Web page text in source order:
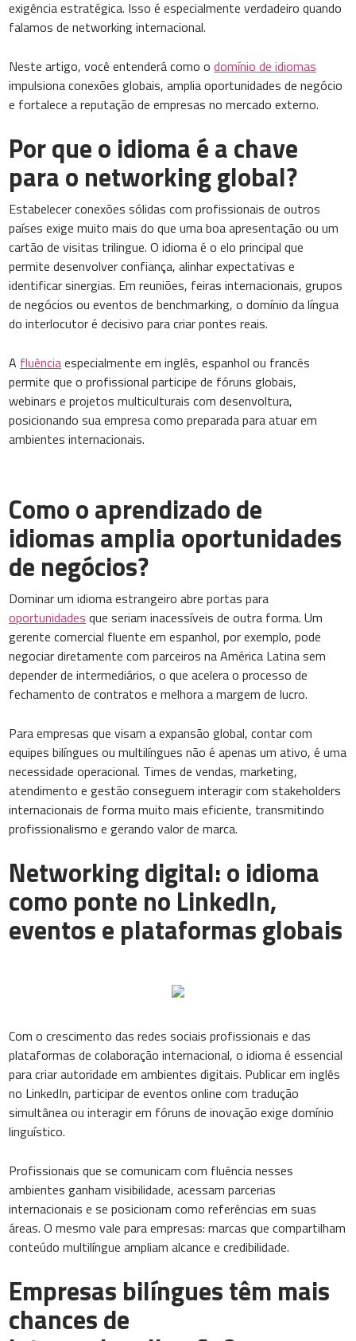
exigência estratégica. Isso é especialmente verdadeiro quando
falamos de networking internacional.
Neste artigo, você entenderá como odomínio de idiomas
impulsiona conexões globais, amplia oportunidades de negócio
e fortalece a reputação de empresas no mercado externo.
Por que o idioma é a chave
para o networking global?
Estabelecer conexões sólidas com profissionais de outros
países exige muito mais do que uma boa apresentação ou um
cartão de visitas trilingue. O idioma é o elo principal que
permite desenvolver confiança, alinhar expectativas e
identificar sinergias. Em reuniões, feiras internacionais, grupos
de negócios ou eventos de benchmarking, o domínio da língua
do interlocutor é decisivo para criar pontes reais.
A fluênciaespecialmente em inglês, espanhol ou francês
permite que o profissional participe de fóruns globais,
webinars e projetos multiculturais com desenvoltura,
posicionando sua empresa como preparada para atuar em
ambientes internacionais.
Como o aprendizado de
idiomas amplia oportunidades
de negócios?
Dominar um idioma estrangeiro abre portas para
oportunidades que seriam inacessíveis de outra forma. Um
gerente comercial fluente em espanhol, por exemplo, pode
negociar diretamente com parceiros na América Latina sem
depender de intermediários, o que acelera o processo de
fechamento de contratos e melhora a margem de lucro.
Para empresas que visam a expansão global, contar com
equipes bilíngues ou multilíngues não é apenas um ativo, é uma
necessidade operacional. Times de vendas, marketing,
atendimento e gestão conseguem interagir com stakeholders
internacionais de forma muito mais eficiente, transmitindo
profissionalismo e gerando valor de marca.
Networking digital: o idioma
como ponte no LinkedIn,
eventos e plataformas globais
Com o crescimento das redes sociais profissionais e das
plataformas de colaboração internacional, o idioma é essencial
para criar autoridade em ambientes digitais. Publicar em inglês
no LinkedIn, participar de eventos online com tradução
simultânea ou interagir em fóruns de inovação exige domínio
linguístico.
Profissionais que se comunicam com fluência nesses
ambientes ganham visibilidade, acessam parcerias
internacionais e se posicionam como referências em suas
áreas. O mesmo vale para empresas: marcas que compartilham
conteúdo multilíngue ampliam alcance e credibilidade.
Empresas bilíngues têm mais
chances de